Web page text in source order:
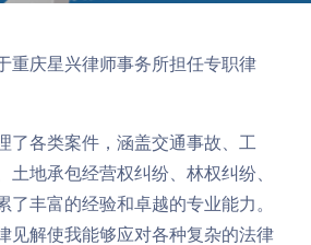
重庆星兴律师事务所担任专职律
了各类案件，涵盖交通事故、工
地承包经营权纠纷、林权纠纷、
丰富的经验和卓越的专业能力。
见解使我能够应对各种复杂的法律